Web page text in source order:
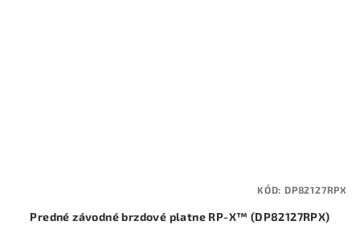
Predné závodné brzdové platne RP-X™ (DP82127RPX)
KÓD: DP82127RPX